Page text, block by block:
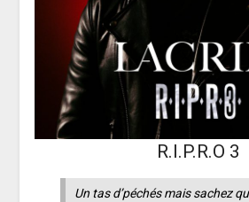
R.I.P.R.O 3
Un tas d’péchés mais sachez